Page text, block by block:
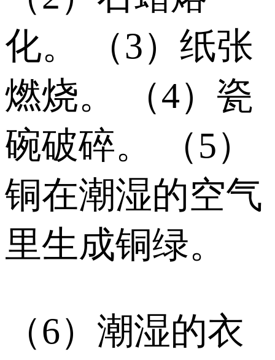
化。 （3）纸张
燃烧。 （4）瓷
碗破碎。 （5）
铜在潮湿的空气
里生成铜绿。
（6）潮湿的衣